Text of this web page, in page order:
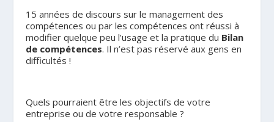
15 années de discours sur le management des
compétences ou par les compétences ont réussi à
modifier quelque peu l’usage et la pratique du Bilan
de compétences. Il n’est pas réservé aux gens en
difficultés !
Quels pourraient être les objectifs de votre
entreprise ou de votre responsable ?